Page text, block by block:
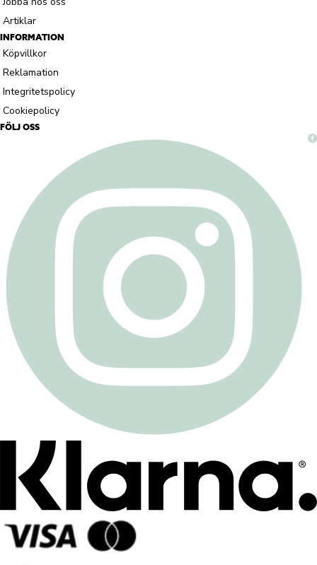
Artiklar
INFORMATION
Köpvillkor
Reklamation
Integritetspolicy
Cookiepolicy
FÖLJ OSS